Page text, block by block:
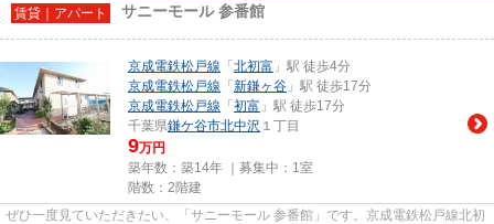
賃貸｜アパート サニーモール 参番館
京成電鉄松戸線 「 北初富 」駅 徒歩4分
京成電鉄松戸線 「 新鎌ヶ谷 」駅 徒歩17分
京成電鉄松戸線 「 初富 」駅 徒歩17分
千葉県鎌ケ谷市北中沢 １丁目
9万円
築年数：築14年 ｜募集中： 1室
階数：2階建
ぜひ一度見ていただきたい、「サニーモール 参番館」です。京成電鉄松戸線北初